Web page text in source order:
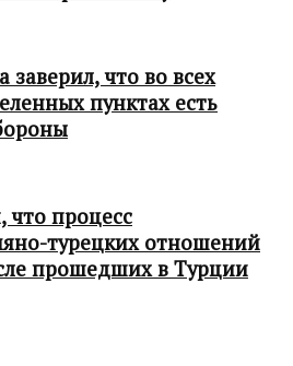
что во всех
пунктах есть
что процесс
турецких отношений
прошедших в Турции